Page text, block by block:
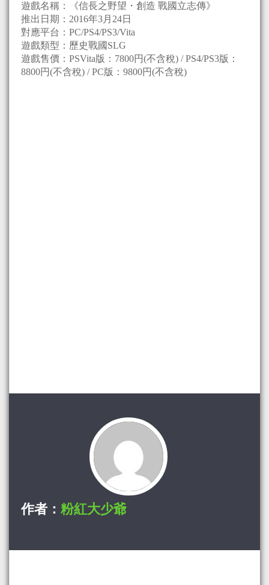
遊戲名稱：《信長之野望・創造 戰國立志傳》
推出日期：2016年3月24日
對應平台：PC/PS4/PS3/Vita
遊戲類型：歷史戰國SLG
遊戲售價：PSVita版：7800円(不含稅) / PS4/PS3版：
8800円(不含稅) / PC版：9800円(不含稅)
作者： 粉紅大少爺